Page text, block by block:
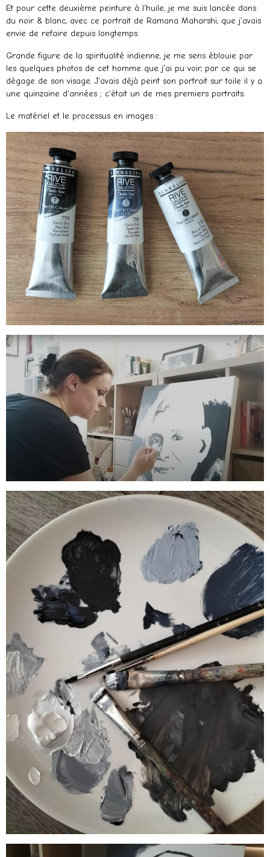
Et pour cette deuxième peinture à l'huile, je me suis lancée dans
du noir & blanc, avec ce portrait de Ramana Maharshi, que j'avais
envie de refaire depuis longtemps.
Grande figure de la spiritualité indienne, je me sens éblouie par
les quelques photos de cet homme que j'ai pu voir, par ce qui se
dégage de son visage. J'avais déjà peint son portrait sur toile il y a
une quinzaine d'années ; c'était un de mes premiers portraits.
Le matériel et le processus en images :